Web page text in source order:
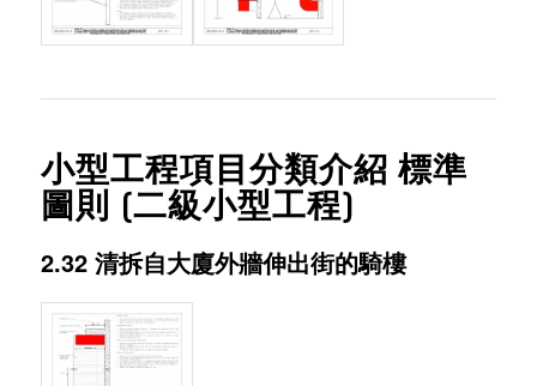
小型工程項目分類介紹 標準
圖則 (二級小型工程)
2.32 清拆自大廈外牆伸出街的騎樓